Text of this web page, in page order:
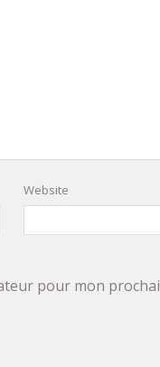
Website
pour mon